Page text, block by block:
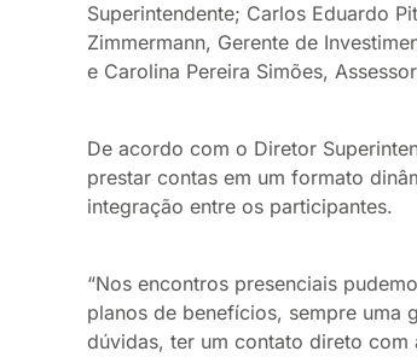
Superintendente; Carlos Eduardo
Zimmermann, Gerente de
e Carolina Pereira Simões,
De acordo com o Diretor
prestar contas em um formato
integração entre os participantes.
“Nos encontros presenciais
planos de benefícios, sempre uma
dúvidas, ter um contato direto